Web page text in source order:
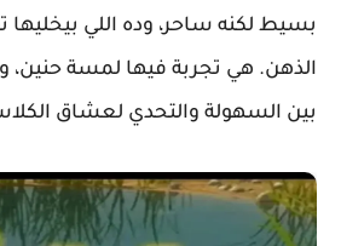
بسيط لكنه ساحر، وده اللي
الذهن. هي تجربة فيها لمسة حنين،
بين السهولة والتحدي لعشاق